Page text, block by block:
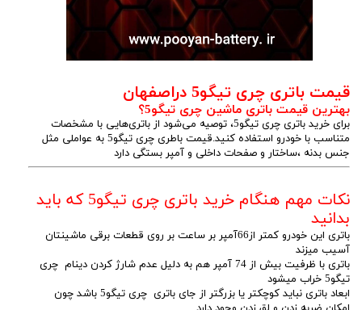
قیمت باتری چری تیگو5 دراصفهان
بهترین قیمت باتری ماشین چری تیگو5؟
برای خرید باتری چری تیگو5، توصیه می‌شود از باتری‌هایی با مشخصات
متناسب با خودرو استفاده کنید.قیمت باطری چری تیگو5 به عواملی مثل
جنس بدنه ،ساختار و صفحات داخلی و آمپر بستگی دارد
نکات مهم هنگام خرید باتری چری تیگو5 که باید
بدانید
باتری این خودرو کمتر از66آمپر بر ساعت بر روی قطعات برقی ماشینتان
آسیب میزند
باتری با ظرفیت بیش از 74 آمپر هم به دلیل عدم شارژ کردن دینام چری
تیگو5 خراب میشود
ابعاد باتری نباید کوچکتر یا بزرگتر از جای باتری چری تیگو5 باشد چون